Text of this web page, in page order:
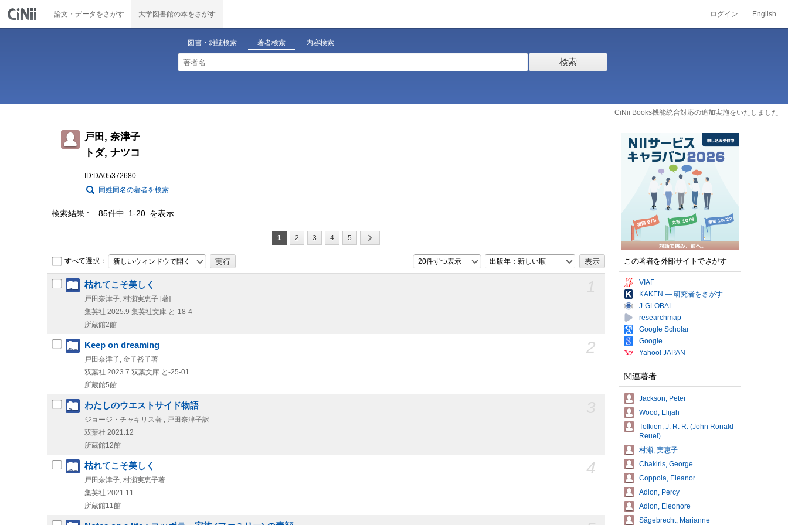
論文・データをさがす 大学図書館の本をさがす ログイン English
図書・雑誌検索 著者検索 内容検索
検索
CiNii Books機能統合対応の追加実施をいたしました
戸田, 奈津子
トダ, ナツコ
ID:DA05372680
同姓同名の著者を検索
検索結果 85件中 1-20 を表示
1 2 3 4 5
すべて選択： 新しいウィンドウで開く 20件ずつ表示 出版年：新しい順
枯れてこそ美しく
戸田奈津子, 村瀬実恵子 [著]
集英社 2025.9 集英社文庫 と-18-4
所蔵館2館
2
Keep on dreaming
戸田奈津子, 金子裕子著
双葉社 2023.7 双葉文庫 と-25-01
所蔵館5館
わたしのウエストサイド物語
ジョージ・チャキリス著 ; 戸田奈津子訳
双葉社 2021.12
所蔵館12館
4
枯れてこそ美しく
戸田奈津子, 村瀬実恵子著
集英社 2021.11
所蔵館11館
この著者を外部サイトでさがす
VIAF
KAKEN — 研究者をさがす
J-GLOBAL
researchmap
Google Scholar
Google
Yahoo! JAPAN
関連著者
Jackson, Peter
Wood, Elijah
Tolkien, J. R. R. (John Ronald
Reuel)
村瀬, 実恵子
Chakiris, George
Coppola, Eleanor
Adlon, Percy
Adlon, Eleonore
Sägebrecht, Marianne